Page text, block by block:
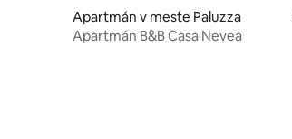
Apartmán v meste Paluzza
Apartmán B&B Casa Nevea